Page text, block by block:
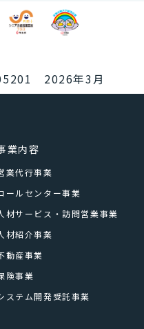
2026年3月
業内容
業代行事業
ールセンター事業
材サービス・訪問営業事業
材紹介事業
動産事業
険事業
ステム開発受託事業